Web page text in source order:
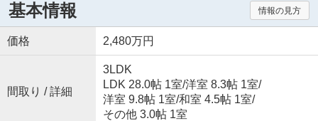
基本情報 情報の見方
価格 2,480万円
間取り / 詳細
3LDK
LDK 28.0帖 1室/洋室 8.3帖 1室/
洋室 9.8帖 1室/和室 4.5帖 1室/
その他 3.0帖 1室